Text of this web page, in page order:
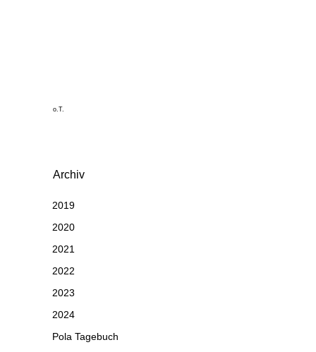
o.T.
Archiv
2019
2020
2021
2022
2023
2024
Pola Tagebuch